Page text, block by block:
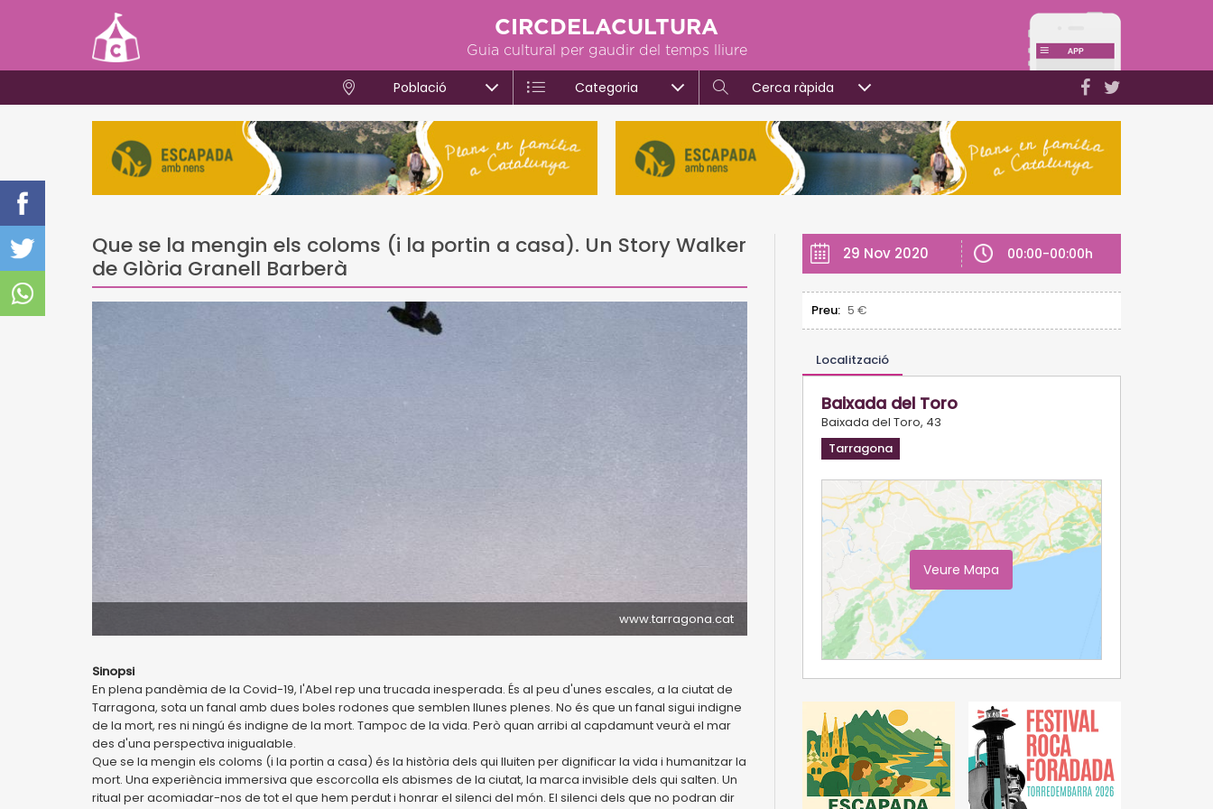
CIRCDELACULTURA
Guia cultural per gaudir del temps lliure
Població Categoria Cerca ràpida
Que se la mengin els coloms (i la portin a casa). Un Story Walker
de Glòria Granell Barberà
www.tarragona.cat
Sinopsi
En plena pandèmia de la Covid-19, l'Abel rep una trucada inesperada. És al peu d'unes escales, a la ciutat de
Tarragona, sota un fanal amb dues boles rodones que semblen llunes plenes. No és que un fanal sigui indigne
de la mort, res ni ningú és indigne de la mort. Tampoc de la vida. Però quan arribi al capdamunt veurà el mar
des d'una perspectiva inigualable.
Que se la mengin els coloms (i la portin a casa) és la història dels qui lluiten per dignificar la vida i humanitzar la
mort. Una experiència immersiva que escorcolla els abismes de la ciutat, la marca invisible dels qui salten. Un
ritual per acomiadar-nos de tot el que hem perdut i honrar el silenci del món. El silenci dels que no podran dir
29 Nov 2020 00:00-00:00h
Preu: 5 €
Localització
Baixada del Toro
Baixada del Toro, 43
Tarragona
Veure Mapa